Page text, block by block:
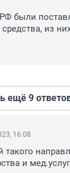
были
из
ещё 9
16:08
и